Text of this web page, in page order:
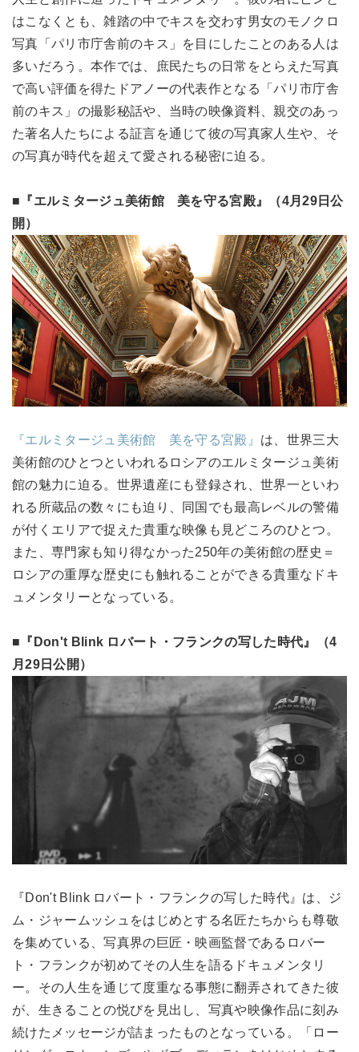
はこなくとも、雑踏の中でキスを交わす男女のモノクロ
写真「パリ市庁舎前のキス」を目にしたことのある人は
多いだろう。本作では、庶民たちの日常をとらえた写真
で高い評価を得たドアノーの代表作となる「パリ市庁舎
前のキス」の撮影秘話や、当時の映像資料、親交のあっ
た著名人たちによる証言を通じて彼の写真家人生や、そ
の写真が時代を超えて愛される秘密に迫る。
■『エルミタージュ美術館 美を守る宮殿』（4月29日公
開）
『エルミタージュ美術館 美を守る宮殿』 は、世界三大
美術館のひとつといわれるロシアのエルミタージュ美術
館の魅力に迫る。世界遺産にも登録され、世界一といわ
れる所蔵品の数々にも迫り、同国でも最高レベルの警備
が付くエリアで捉えた貴重な映像も見どころのひとつ。
また、専門家も知り得なかった250年の美術館の歴史＝
ロシアの重厚な歴史にも触れることができる貴重なドキ
ュメンタリーとなっている。
■『Don't Blink ロバート・フランクの写した時代』（4
月29日公開）
『Don't Blink ロバート・フランクの写した時代』は、ジ
ム・ジャームッシュをはじめとする名匠たちからも尊敬
を集めている、写真界の巨匠・映画監督であるロバー
ト・フランクが初めてその人生を語るドキュメンタリ
ー。その人生を通じて度重なる事態に翻弄されてきた彼
が、生きることの悦びを見出し、写真や映像作品に刻み
続けたメッセージが詰まったものとなっている。「ロー